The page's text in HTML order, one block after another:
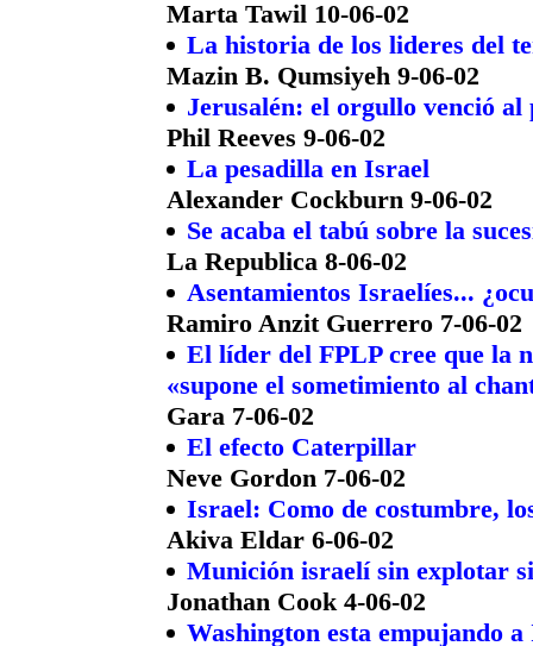
Marta Tawil 10-06-02
La historia de los lideres del
Mazin B. Qumsiyeh 9-06-02
Jerusalén: el orgullo venció
Phil Reeves 9-06-02
La pesadilla en Israel
Alexander Cockburn 9-06-02
Se acaba el tabú sobre la
La Republica 8-06-02
Asentamientos Israelíes...
Ramiro Anzit Guerrero 7-06-02
El líder del FPLP cree que la
«supone el sometimiento al
Gara 7-06-02
El efecto Caterpillar
Neve Gordon 7-06-02
Israel: Como de costumbre,
Akiva Eldar 6-06-02
Munición israelí sin explotar
Jonathan Cook 4-06-02
Washington esta empujando